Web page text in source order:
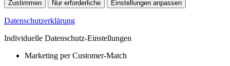
Zustimmen Nur erforderliche Einstellungen anpassen
Datenschutzerklärung
Individuelle Datenschutz-Einstellungen
Marketing per Customer-Match